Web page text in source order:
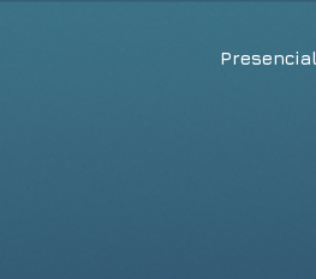
Presencial